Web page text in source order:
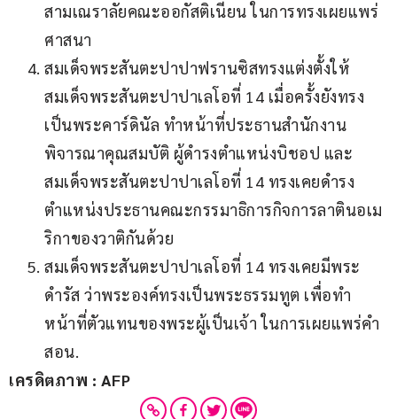
สามเณราลัยคณะออกัสติเนียน ในการทรงเผยแพร่
ศาสนา
สมเด็จพระสันตะปาปาฟรานซิสทรงแต่งตั้งให้
สมเด็จพระสันตะปาปาเลโอที่ 14 เมื่อครั้งยังทรง
เป็นพระคาร์ดินัล ทำหน้าที่ประธานสำนักงาน
พิจารณาคุณสมบัติ ผู้ดำรงตำแหน่งบิชอป และ
สมเด็จพระสันตะปาปาเลโอที่ 14 ทรงเคยดำรง
ตำแหน่งประธานคณะกรรมาธิการกิจการลาตินอเม
ริกาของวาติกันด้วย
สมเด็จพระสันตะปาปาเลโอที่ 14 ทรงเคยมีพระ
ดำรัส ว่าพระองค์ทรงเป็นพระธรรมทูต เพื่อทำ
หน้าที่ตัวแทนของพระผู้เป็นเจ้า ในการเผยแพร่คำ
สอน.
เครดิตภาพ : AFP